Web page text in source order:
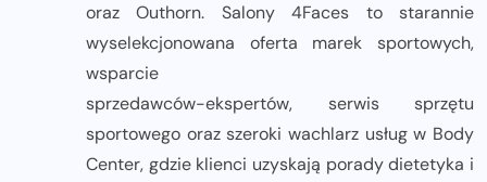
oraz Outhorn. Salony 4Faces to starannie
wyselekcjonowana oferta marek sportowych,
wsparcie
sprzedawców-ekspertów, serwis sprzętu
sportowego oraz szeroki wachlarz usług w Body
Center, gdzie klienci uzyskają porady dietetyka i